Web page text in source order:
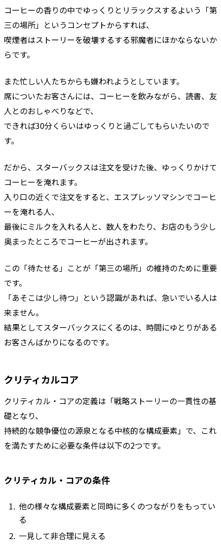
コーヒーの香りの中でゆっくりとリラックスするよいう「第
三の場所」というコンセプトからすれば、
喫煙者はストーリーを破壊するする邪魔者にほかならないか
らです。
また忙しい人たちからも嫌われようとしています。
席についたお客さんには、コーヒーを飲みながら、読書、友
人とのおしゃべりなどで、
できれば30分くらいはゆっくりと過ごしてもらいたいので
す。
だから、スターバックスは注文を受けた後、ゆっくりかけて
コーヒーを淹れます。
入り口の近くで注文をすると、エスプレッソマシンでコーヒ
ーを淹れる人、
最後にミルクを入れる人と、数人をわたり、お店のもう少し
奥まったところでコーヒーが出されます。
この「待たせる」ことが「第三の場所」の維持のために重要
です。
「あそこは少し待つ」という認識があれば、急いでいる人は
来ません。
結果としてスターバックスにくるのは、時間にゆとりがある
お客さんばかりになるのです。
クリティカルコア
クリティカル・コアの定義は「戦略ストーリーの一貫性の基
礎となり、
持続的な競争優位の源泉となる中核的な構成要素」で、これ
を満たすために必要な条件は以下の2つです。
クリティカル・コアの条件
他の様々な構成要素と同時に多くのつながりをもってい
る
一見して非合理に見える